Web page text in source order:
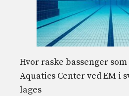
Hvor raske bassenger
Aquatics Center ved EM i
lages